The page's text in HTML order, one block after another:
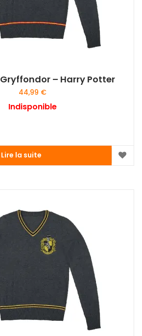
– Harry Potter
44,99 €
Indisponible
Lire la suite